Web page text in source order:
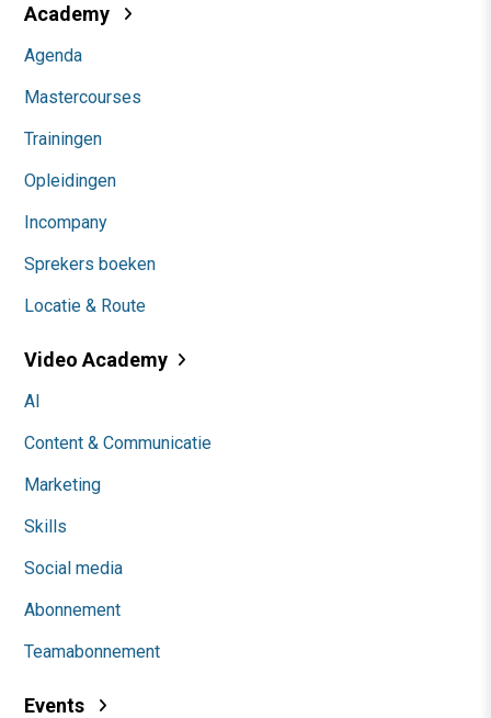
Academy
Agenda
Mastercourses
Trainingen
Opleidingen
Incompany
Sprekers boeken
Locatie & Route
Video Academy
AI
Content & Communicatie
Marketing
Skills
Social media
Abonnement
Teamabonnement
Events